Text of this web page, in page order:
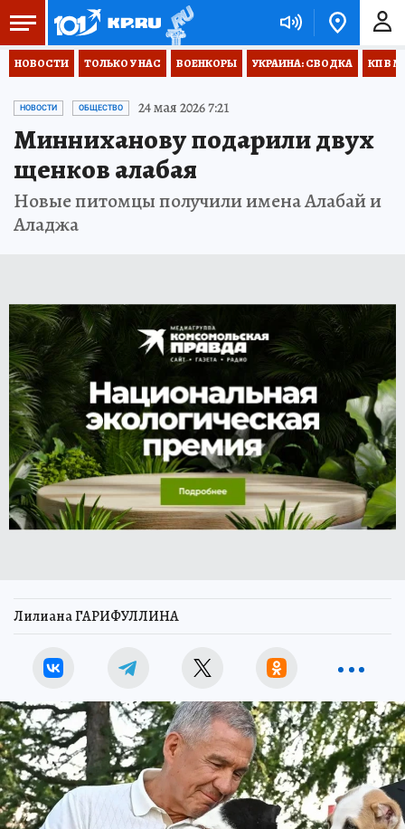
НОВОСТИ ТОЛЬКО У НАС ВОЕНКОРЫ УКРАИНА: СВОДКА КП В
НОВОСТИ ОБЩЕСТВО 24 мая 2026 7:21
Минниханову подарили двух
щенков алабая
Новые питомцы получили имена Алабай и
Аладжа
Лилиана ГАРИФУЛЛИНА